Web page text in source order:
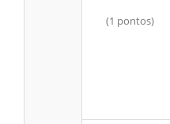
(1 pontos)